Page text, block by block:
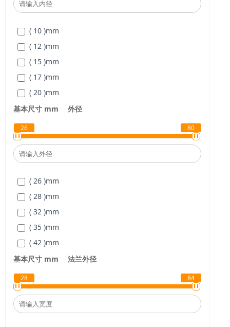
( 10 )mm
( 12 )mm
( 15 )mm
( 17 )mm
( 20 )mm
( 25 )mm
( 30 )
( 35 )mm
( 40 )mm
( 50 )mm
基本尺寸 mm 外径
26 80
( 26 )mm
( 28 )mm
( 32 )mm
( 35 )mm
( 42 )mm
( 47 )mm
( 55 )
( 62 )mm
( 68 )mm
基本尺寸 mm 法兰外径
28 84